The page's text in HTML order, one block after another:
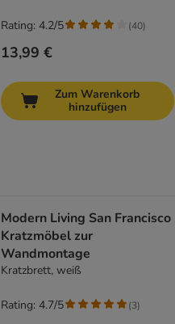
13,99 €
Rating: 4.2/5 (40)
Zum Warenkorb
hinzufügen
Modern Living San Francisco
Kratzmöbel zur
Wandmontage
Kratzbrett, weiß
Rating: 4.7/5 (3)